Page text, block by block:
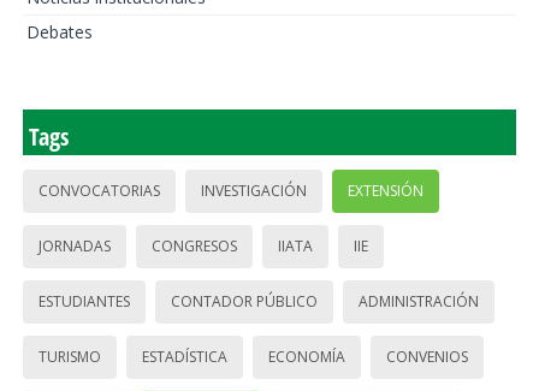
Debates
Tags
CONVOCATORIAS INVESTIGACIÓN EXTENSIÓN
JORNADAS CONGRESOS IIATA IIE
ESTUDIANTES CONTADOR PÚBLICO ADMINISTRACIÓN
TURISMO ESTADÍSTICA ECONOMÍA CONVENIOS